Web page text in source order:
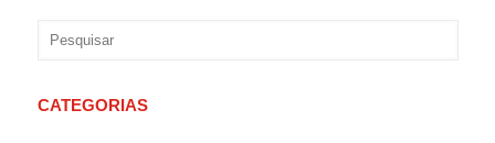
CATEGORIAS